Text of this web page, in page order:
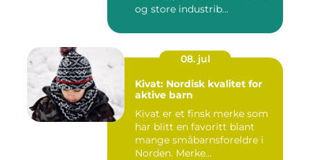
og store industrib...
08. jul
Kivat: Nordisk kvalitet for
aktive barn
Kivat er et finsk merke som
har blitt en favoritt blant
mange småbarnsforeldre i
Norden. Merke...